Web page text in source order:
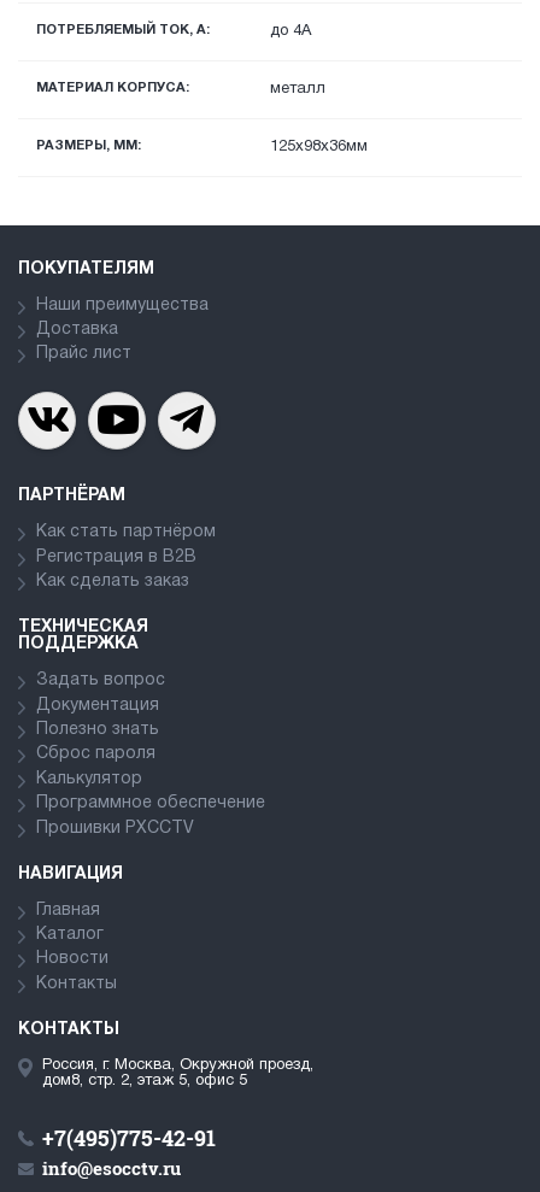
ПОТРЕБЛЯЕМЫЙ ТОК, А: до 4А
МАТЕРИАЛ КОРПУСА: металл
РАЗМЕРЫ, ММ: 125х98х36мм
ПОКУПАТЕЛЯМ
Наши преимущества
Доставка
Прайс лист
ПАРТНЁРАМ
Как стать партнёром
Регистрация в В2В
Как сделать заказ
ТЕХНИЧЕСКАЯ
ПОДДЕРЖКА
Задать вопрос
Документация
Полезно знать
Сброс пароля
Калькулятор
Программное обеспечение
Прошивки PXCCTV
НАВИГАЦИЯ
Главная
Каталог
Новости
Контакты
КОНТАКТЫ
Россия, г. Москва, Окружной проезд,
дом8, стр. 2, этаж 5, офис 5
+7(495)775-42-91
info@esocctv.ru